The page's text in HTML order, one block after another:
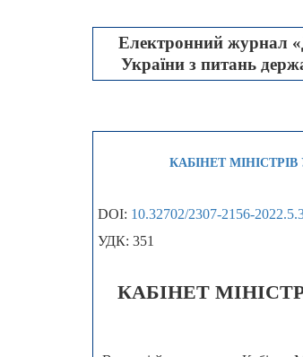
Електронний журнал
України з питань
КАБІНЕТ
DOI: 10.32702/2307-2156-
УДК: 351
КАБІНЕТ